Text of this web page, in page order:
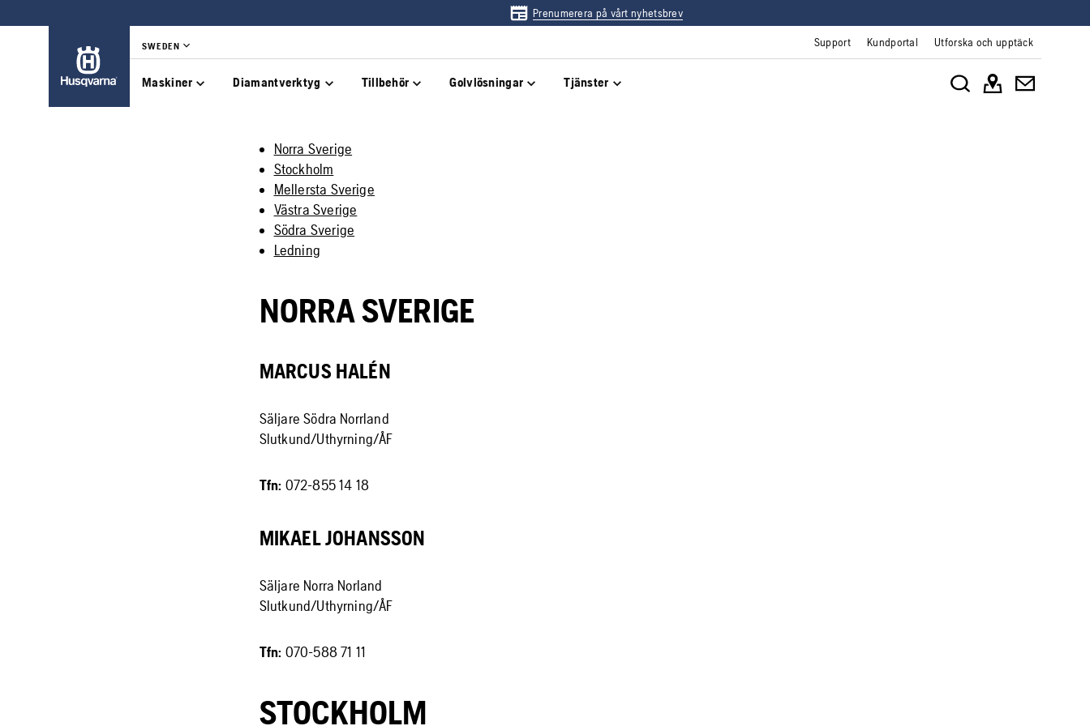
Prenumerera på vårt nyhetsbrev
SWEDEN Support Kundportal Utforska och upptäck
Maskiner Diamantverktyg Tillbehör Golvlösningar Tjänster
Norra Sverige
Stockholm
Mellersta Sverige
Västra Sverige
Södra Sverige
Ledning
NORRA SVERIGE
MARCUS HALÉN
Säljare Södra Norrland
Slutkund/Uthyrning/ÅF
Tfn: 072-855 14 18
MIKAEL JOHANSSON
Säljare Norra Norland
Slutkund/Uthyrning/ÅF
Tfn: 070-588 71 11
STOCKHOLM